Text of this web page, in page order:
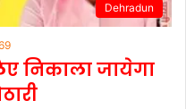
Dehradun
निकाला जायेगा